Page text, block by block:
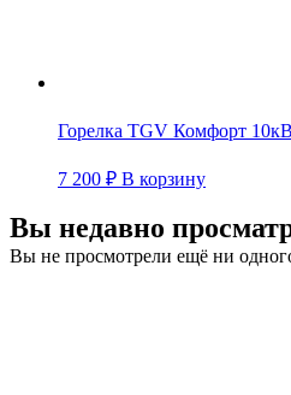
Горелка TGV Комфорт
7 200 ₽ В корзину
Вы недавно
Вы не просмотрели ещё ни